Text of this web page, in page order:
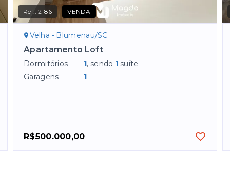
Ref.:2186 VENDA
Velha - Blumenau/SC
Apartamento Loft
Dormitórios 1, sendo 1 suíte
Garagens
1
R$500.000,00